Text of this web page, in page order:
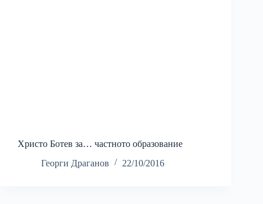
Христо Ботев за… частното образование
Георги Драганов
22/10/2016